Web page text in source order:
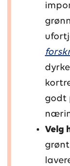
godt
Velg